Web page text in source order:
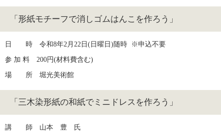
「形紙モチーフで消しゴムはんこを作ろう」
日　　時　令和8年2月22日(日曜日)随時  ※申込不要
参 加 料　200円(材料費含む)
場　　所　堀光美術館
「三木染形紙の和紙でミニドレスを作ろう」
講　　師　山本　豊　氏